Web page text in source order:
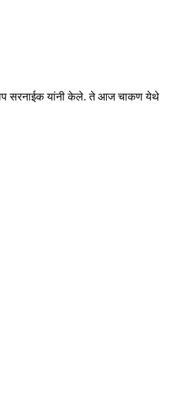
सरनाईक यांनी केले. ते आज चाकण येथे